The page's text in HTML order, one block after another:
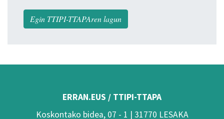
Egin TTIPI-TTAPAren lagun
ERRAN.EUS / TTIPI-TTAPA
Koskontako bidea, 07 - 1 | 31770 LESAKA